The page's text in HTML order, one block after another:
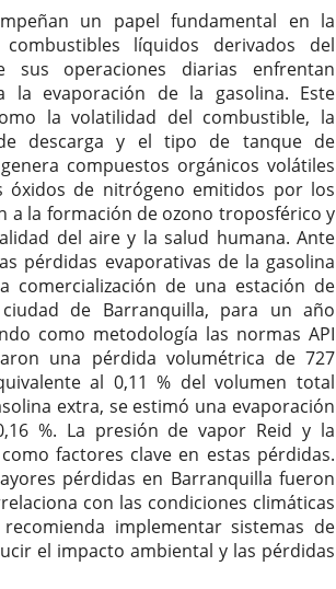
un papel fundamental en la
líquidos derivados del
sus operaciones diarias enfrentan
la evaporación de la gasolina. Este
la volatilidad del combustible, la
descarga y el tipo de tanque de
compuestos orgánicos volátiles
óxidos de nitrógeno emitidos por los
a la formación de ozono troposférico y
del aire y la salud humana. Ante
pérdidas evaporativas de la gasolina
comercialización de una estación de
de Barranquilla, para un año
como metodología las normas API
una pérdida volumétrica de 727
al 0,11 % del volumen total
extra, se estimó una evaporación
%. La presión de vapor Reid y la
factores clave en estas pérdidas.
pérdidas en Barranquilla fueron
con las condiciones climáticas
implementar sistemas de
el impacto ambiental y las pérdidas